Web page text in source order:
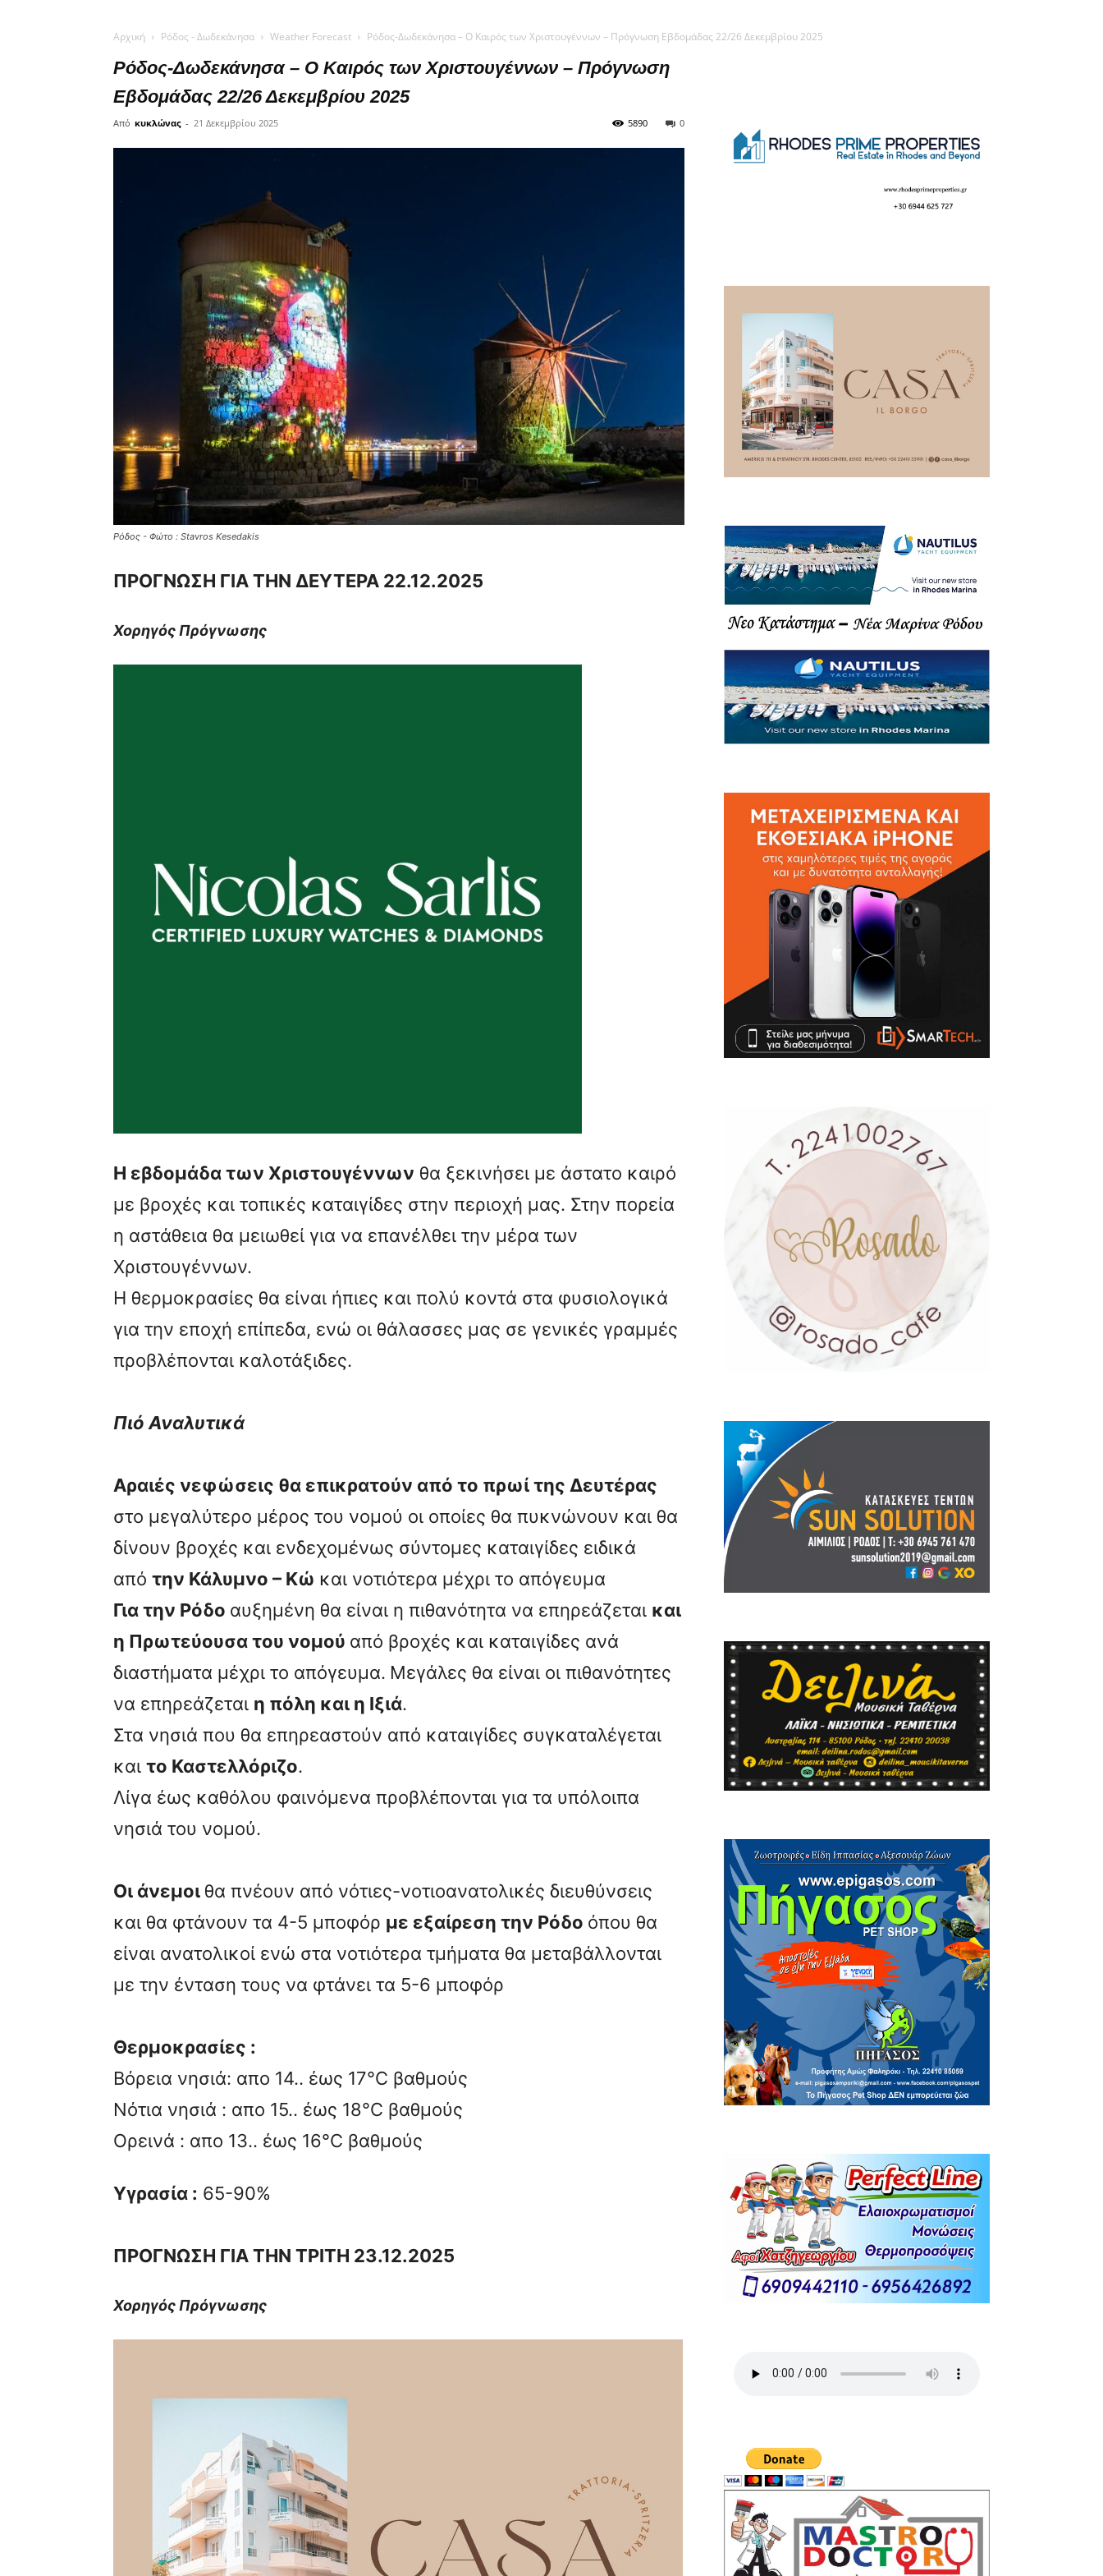
Αρχική Ρόδος - Δωδεκάνησα Weather Forecast Ρόδος-Δωδεκάνησα – Ο Καιρός των Χριστουγέννων – Πρόγνωση Εβδομάδας 22/26 Δεκεμβρίου 2025
Ρόδος-Δωδεκάνησα – Ο Καιρός των Χριστουγέννων – Πρόγνωση
Εβδομάδας 22/26 Δεκεμβρίου 2025
Από κυκλώνας - 21 Δεκεμβρίου 2025 0
5890
Ρόδος - Φώτο : Stavros Kesedakis
ΠΡΟΓΝΩΣΗ ΓΙΑ ΤΗΝ ΔΕΥΤΕΡΑ 22.12.2025
Χορηγός Πρόγνωσης
Η εβδομάδα των Χριστουγέννων θα ξεκινήσει με άστατο καιρό
με βροχές και τοπικές καταιγίδες στην περιοχή μας. Στην πορεία
η αστάθεια θα μειωθεί για να επανέλθει την μέρα των
Χριστουγέννων.
Η θερμοκρασίες θα είναι ήπιες και πολύ κοντά στα φυσιολογικά
για την εποχή επίπεδα, ενώ οι θάλασσες μας σε γενικές γραμμές
προβλέπονται καλοτάξιδες.
Πιό Αναλυτικά
Αραιές νεφώσεις θα επικρατούν από το πρωί της Δευτέρας
στο μεγαλύτερο μέρος του νομού οι οποίες θα πυκνώνουν και θα
δίνουν βροχές και ενδεχομένως σύντομες καταιγίδες ειδικά
από την Κάλυμνο – Κώ και νοτιότερα μέχρι το απόγευμα
Για την Ρόδο αυξημένη θα είναι η πιθανότητα να επηρεάζεται και
η Πρωτεύουσα του νομού από βροχές και καταιγίδες ανά
διαστήματα μέχρι το απόγευμα. Μεγάλες θα είναι οι πιθανότητες
να επηρεάζεται η πόλη και η Ιξιά.
Στα νησιά που θα επηρεαστούν από καταιγίδες συγκαταλέγεται
και το Καστελλόριζο.
Λίγα έως καθόλου φαινόμενα προβλέπονται για τα υπόλοιπα
νησιά του νομού.
Οι άνεμοι θα πνέουν από νότιες-νοτιοανατολικές διευθύνσεις
και θα φτάνουν τα 4-5 μποφόρ με εξαίρεση την Ρόδο όπου θα
είναι ανατολικοί ενώ στα νοτιότερα τμήματα θα μεταβάλλονται
με την ένταση τους να φτάνει τα 5-6 μποφόρ
Θερμοκρασίες :
Βόρεια νησιά: απο 14.. έως 17°C βαθμούς
Νότια νησιά : απο 15.. έως 18°C βαθμούς
Ορεινά : απο 13.. έως 16°C βαθμούς
Υγρασία : 65-90%
ΠΡΟΓΝΩΣΗ ΓΙΑ ΤΗΝ ΤΡΙΤΗ 23.12.2025
Χορηγός Πρόγνωσης